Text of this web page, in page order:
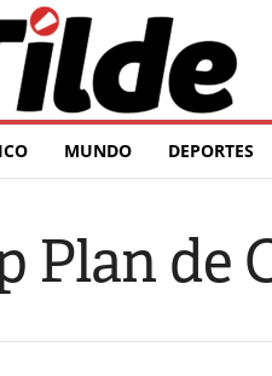
MUNDO DEPORTES
Plan de